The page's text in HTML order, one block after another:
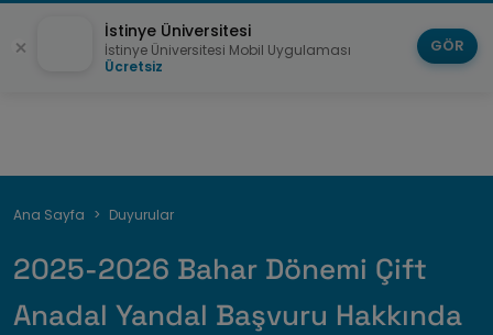
Sayfa
Ana Sayfa Duyurular
2025-2026 Bahar Dönemi Çift
Anadal Yandal Başvuru Hakkında
İstinye Üniversitesi
İstinye Üniversitesi Mobil Uygulaması
Ücretsiz
GÖR